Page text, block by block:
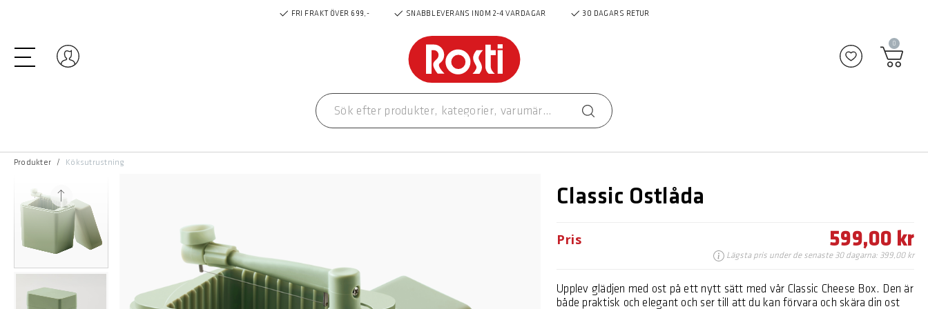
FRI FRAKT ÖVER 699,- SNABB LEVERANS INOM 2-4 VARDAGAR 30 DAGARS RETUR
Logga in Lägg till i
0
Produkter Köksutrustning
Classic Ostlåda
Pris 599,00 kr
Lägsta pris under de senaste 30 dagarna: 399,00 kr
Upplev glädjen med ost på ett nytt sätt med vår Classic Cheese Box. Den är
både praktisk och elegant och ser till att du kan förvara och skära din ost